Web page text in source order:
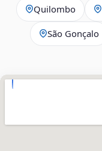
Quilombo
São Gonçalo